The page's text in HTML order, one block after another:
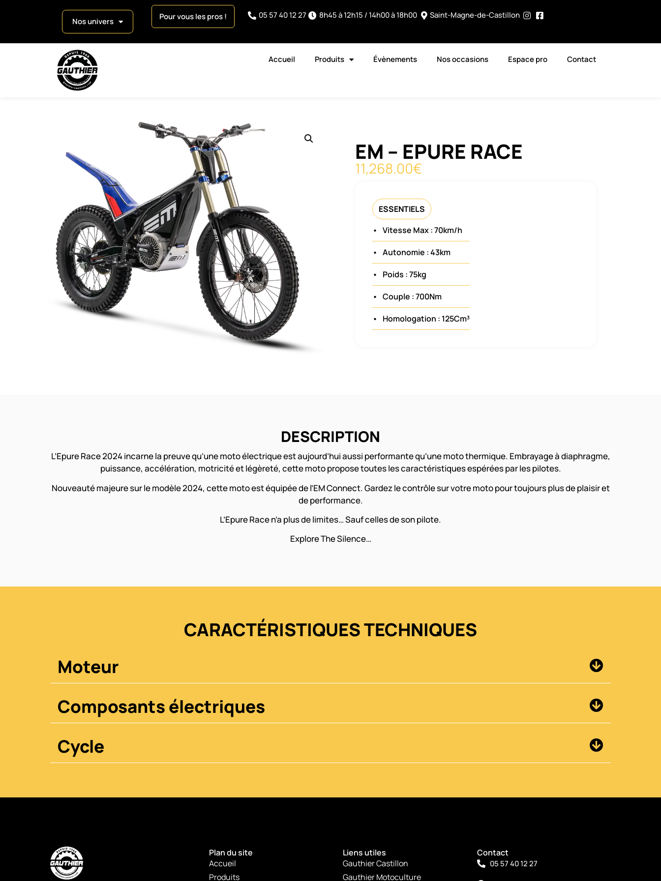
Nos univers Pour vous les pros ! 05 57 40 12 27 8h45 à 12h15 / 14h00 à 18h00 Saint-Magne-de-Castillon
Accueil Produits Évènements Nos occasions Espace pro Contact
EM – EPURE RACE
11,268.00€
ESSENTIELS
• Vitesse Max : 70km/h
• Autonomie : 43km
• Poids : 75kg
• Couple : 700Nm
• Homologation : 125Cm³
DESCRIPTION
L’Epure Race 2024 incarne la preuve qu’une moto électrique est aujourd’hui aussi performante qu’une moto thermique. Embrayage à diaphragme,
puissance, accélération, motricité et légèreté, cette moto propose toutes les caractéristiques espérées par les pilotes.
Nouveauté majeure sur le modèle 2024, cette moto est équipée de l’EM Connect. Gardez le contrôle sur votre moto pour toujours plus de plaisir et
de performance.
L’Epure Race n’a plus de limites… Sauf celles de son pilote.
Explore The Silence…
CARACTÉRISTIQUES TECHNIQUES
Moteur
Composants électriques
Cycle
Plan du site
Accueil
Produits
Liens utiles
Gauthier Castillon
Gauthier Motoculture
Contact
05 57 40 12 27